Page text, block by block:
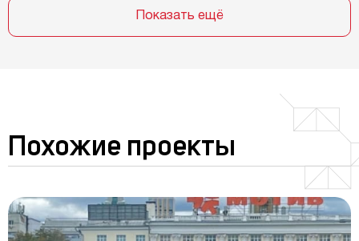
Показать ещё
Похожие проекты